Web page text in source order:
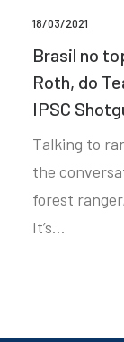
18/03/2021
Brasil no
Roth, do
IPSC
Talking to
the
forest
It’s…